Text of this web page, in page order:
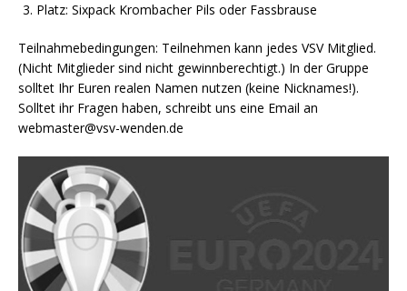
Platz: Sixpack Krombacher Pils oder Fassbrause
Teilnahmebedingungen: Teilnehmen kann jedes VSV Mitglied.
(Nicht Mitglieder sind nicht gewinnberechtigt.) In der Gruppe
solltet Ihr Euren realen Namen nutzen (keine Nicknames!).
Solltet ihr Fragen haben, schreibt uns eine Email an
webmaster@vsv-wenden.de